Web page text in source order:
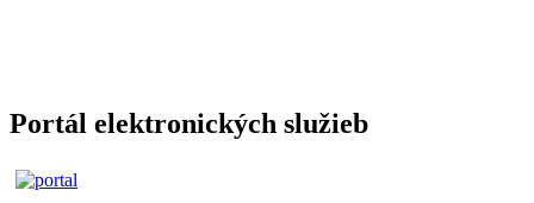
Portál elektronických služieb